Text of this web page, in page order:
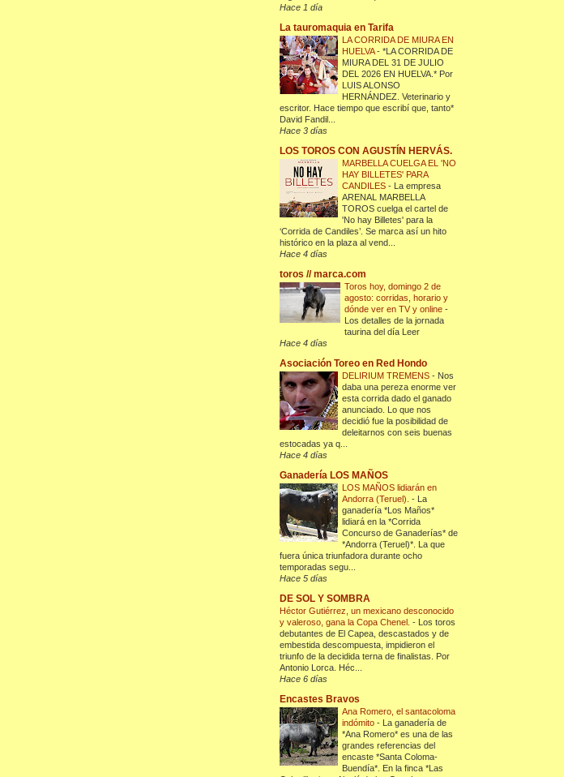
Hace 1 día
La tauromaquia en Tarifa
LA CORRIDA DE MIURA EN
HUELVA-*LA CORRIDA DE
MIURA DEL 31 DE JULIO
DEL 2026 EN HUELVA.* Por
LUIS ALONSO
HERNÁNDEZ. Veterinario y
escritor. Hace tiempo que escribí que, tanto*
David Fandil...
Hace 3 días
LOS TOROS CON AGUSTÍN HERVÁS.
MARBELLA CUELGA EL 'NO
HAY BILLETES' PARA
CANDILES- La empresa
ARENAL MARBELLA
TOROS cuelga el cartel de
'No hay Billetes' para la
‘Corrida de Candiles’. Se marca así un hito
histórico en la plaza al vend...
Hace 4 días
toros // marca.com
Toros hoy, domingo 2 de
agosto: corridas, horario y
dónde ver en TV y online-
Los detalles de la jornada
taurina del día Leer
Hace 4 días
Asociación Toreo en Red Hondo
DELIRIUM TREMENS- Nos
daba una pereza enorme ver
esta corrida dado el ganado
anunciado. Lo que nos
decidió fue la posibilidad de
deleitarnos con seis buenas
estocadas ya q...
Hace 4 días
Ganadería LOS MAÑOS
LOS MAÑOS lidiarán en
Andorra (Teruel).- La
ganadería *Los Maños*
lidiará en la *Corrida
Concurso de Ganaderías* de
*Andorra (Teruel)*. La que
fuera única triunfadora durante ocho
temporadas segu...
Hace 5 días
DE SOL Y SOMBRA
Héctor Gutiérrez, un mexicano desconocido
y valeroso, gana la Copa Chenel.- Los toros
debutantes de El Capea, descastados y de
embestida descompuesta, impidieron el
triunfo de la decidida terna de finalistas. Por
Antonio Lorca. Héc...
Hace 6 días
Encastes Bravos
Ana Romero, el santacoloma
indómito- La ganadería de
*Ana Romero* es una de las
grandes referencias del
encaste *Santa Coloma-
Buendía*. En la finca *Las